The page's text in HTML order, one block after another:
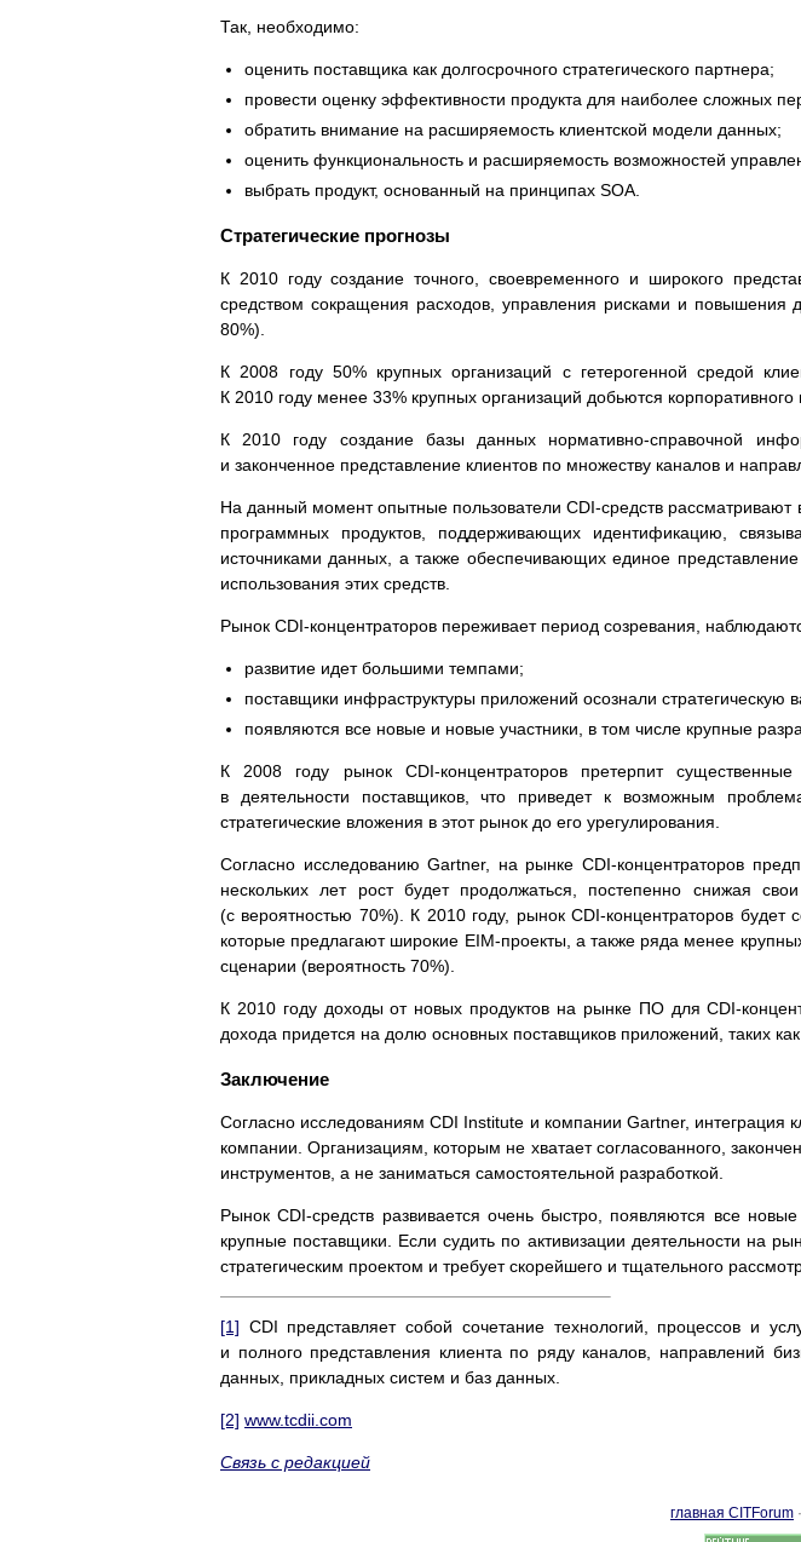
Так, необходимо:
оценить поставщика как долгосрочного стратегического партнера;
провести оценку эффективности продукта для наиболее сложных
обратить внимание на расширяемость клиентской модели данных;
оценить функциональность и расширяемость возможностей
выбрать продукт, основанный на принципах SOA.
Стратегические прогнозы
К 2010 году создание точного, своевременного и широкого
средством сокращения расходов, управления рисками и повышения
80%).
К 2008 году 50% крупных организаций с гетерогенной средой
К 2010 году менее 33% крупных организаций добьются
К 2010 году создание базы данных нормативно-справочной
и законченное представление клиентов по множеству каналов и
На данный момент опытные пользователи CDI-средств
программных продуктов, поддерживающих идентификацию,
источниками данных, а также обеспечивающих единое
использования этих средств.
Рынок CDI-концентраторов переживает период созревания,
развитие идет большими темпами;
поставщики инфраструктуры приложений осознали стратегическую
появляются все новые и новые участники, в том числе крупные
К 2008 году рынок CDI-концентраторов претерпит
в деятельности поставщиков, что приведет к возможным
стратегические вложения в этот рынок до его урегулирования.
Согласно исследованию Gartner, на рынке CDI-концентраторов
нескольких лет рост будет продолжаться, постепенно снижая
(с вероятностью 70%). К 2010 году, рынок CDI-концентраторов
которые предлагают широкие EIM-проекты, а также ряда менее
сценарии (вероятность 70%).
К 2010 году доходы от новых продуктов на рынке ПО для CDI-
дохода придется на долю основных поставщиков приложений, таких
Заключение
Согласно исследованиям CDI Institute и компании Gartner, интеграция
компании. Организациям, которым не хватает согласованного,
инструментов, а не заниматься самостоятельной разработкой.
Рынок CDI-средств развивается очень быстро, появляются все
крупные поставщики. Если судить по активизации деятельности на
стратегическим проектом и требует скорейшего и тщательного
[1] CDI представляет собой сочетание технологий, процессов и
и полного представления клиента по ряду каналов, направлений
данных, прикладных систем и баз данных.
[2] www.tcdii.com
Связь с редакцией
главная CITForum ·